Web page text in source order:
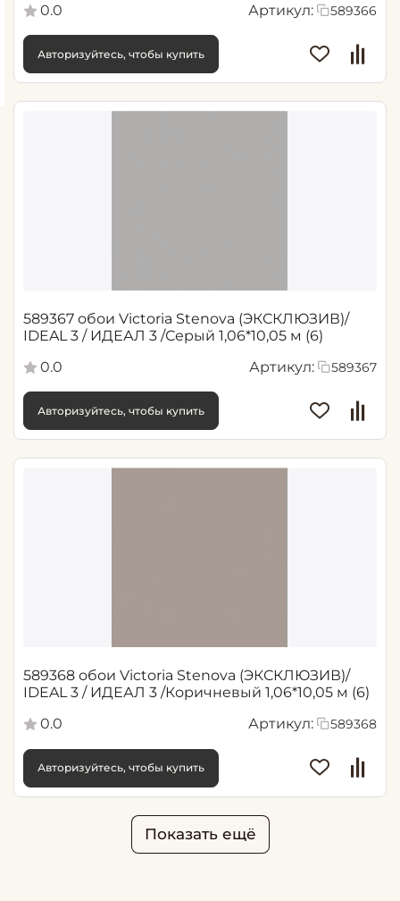
0.0
Артикул: 589366
Авторизуйтесь, чтобы купить
589367 обои Victoria Stenova (ЭКСКЛЮЗИВ)/
IDEAL 3 / ИДЕАЛ 3 /Серый 1,06*10,05 м (6)
0.0
Артикул: 589367
Авторизуйтесь, чтобы купить
589368 обои Victoria Stenova (ЭКСКЛЮЗИВ)/
IDEAL 3 / ИДЕАЛ 3 /Коричневый 1,06*10,05 м (6)
0.0
Артикул: 589368
Авторизуйтесь, чтобы купить
Показать ещё